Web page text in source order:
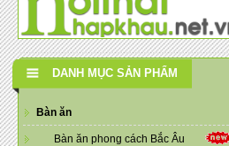
DANH MỤC SẢN PHẨM
Bàn ăn
Bàn ăn phong cách Bắc Âu